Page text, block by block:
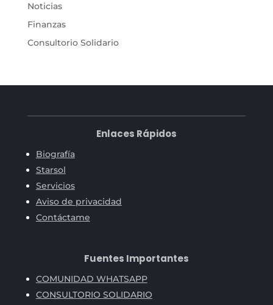
Noticias
Finanzas
Consultorio Solidario
Enlaces Rápidos
Biografía
Starsol
Servicios
Aviso de privacidad
Contáctame
Fuentes Importantes
COMUNIDAD WHATSAPP
CONSULTORIO SOLIDARIO